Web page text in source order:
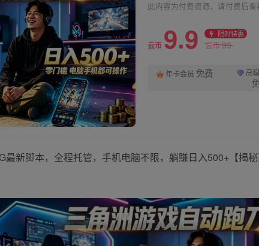
此内容为付费资源，请付费后查
云币 9.9 限时特惠
云币99
年卡会员 免费 高
最新脚本，全程托管，手机电脑不限，躺賺日入500+【揭秘